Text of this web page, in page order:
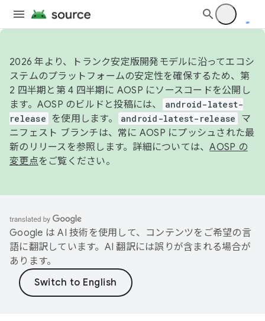
2026 年より、トランク安定版開発モデルに沿ってエコシ
ステムのプラットフォームの安定性を確保するため、第
2 四半期と第 4 四半期に AOSP にソースコードを公開し
ます。AOSP のビルドと投稿には、
android-latest-
release
を使用します。 android-latest-release
マ
ニフェスト ブランチは、常に AOSP にプッシュされた最
新のリリースを参照します。詳細については、AOSP の
変更点をご覧ください。
Google は AI 技術を使用して、コンテンツをご希望の言
語に翻訳しています。AI 翻訳には誤りが含まれる場合が
あります。